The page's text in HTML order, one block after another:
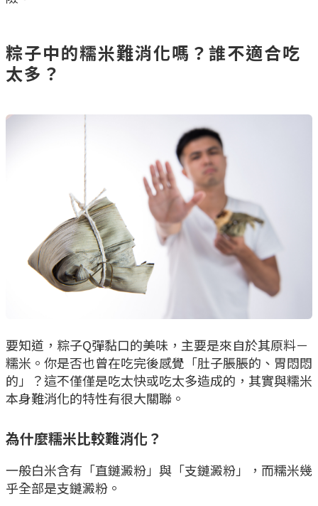
粽子中的糯米難消化嗎？誰不適合吃
太多？
要知道，粽子Q彈黏口的美味，主要是來自於其原料－
糯米。你是否也曾在吃完後感覺「肚子脹脹的、胃悶悶
的」？這不僅僅是吃太快或吃太多造成的，其實與糯米
本身難消化的特性有很大關聯。
為什麼糯米比較難消化？
一般白米含有「直鏈澱粉」與「支鏈澱粉」，而糯米幾
乎全部是支鏈澱粉。